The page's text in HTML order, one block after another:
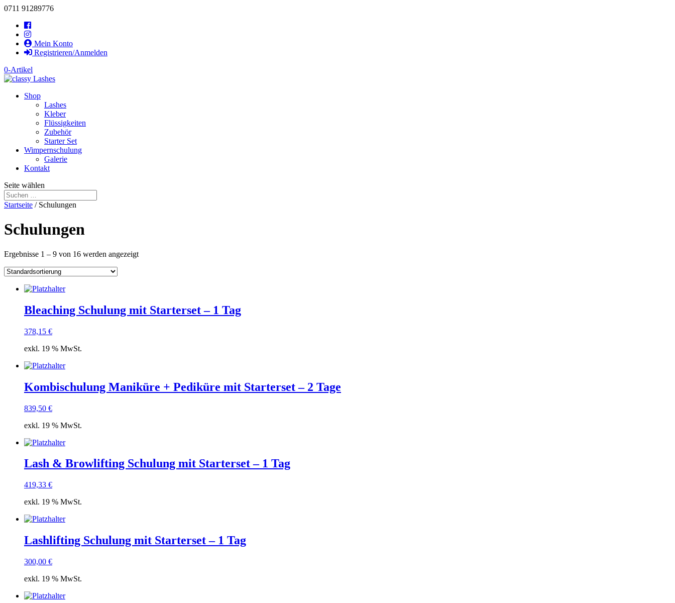
0711 91289776
Mein Konto
Registrieren/Anmelden
0-Artikel
Shop
Lashes
Kleber
Flüssigkeiten
Zubehör
Starter Set
Wimpernschulung
Galerie
Kontakt
Seite wählen
Startseite / Schulungen
Schulungen
Ergebnisse 1 – 9 von 16 werden angezeigt
Bleaching Schulung mit Starterset – 1 Tag
378,15 €
exkl. 19 % MwSt.
Kombischulung Maniküre + Pediküre mit Starterset – 2 Tage
839,50 €
exkl. 19 % MwSt.
Lash & Browlifting Schulung mit Starterset – 1 Tag
419,33 €
exkl. 19 % MwSt.
Lashlifting Schulung mit Starterset – 1 Tag
300,00 €
exkl. 19 % MwSt.